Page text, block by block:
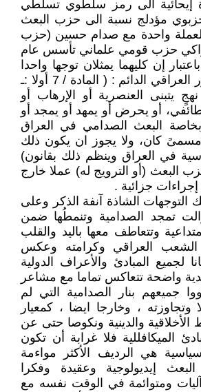
إيحائية الى رمز سلطوي تسلطي
حزبوي مؤدلج نسبة الى حزب البعث
لعملة واحدة مع صدام حسين (حزب
حزب قومي علماني تأسس عام
إن كليهما يمثلان توجها واحدا
وكما جاء في الدستور العراقي الدائم : ( المادة / 7 أولا :ـ
يتبنى العنصرية أو الإرهاب أو
أو يحرض أو يمهد أو يمجد أو
البعث الصدامي في العراق
كان، ولا يجوز ان يكون ذلك
في العراق وينظم ذلك بقانون)
البعث (أو الترويج له) عملا خارج
إجراءات جزائية .
التوجهات الشاذة آنفة الذكر وعلى
تمجد الصدامية وتنمطُها ضمن
وتتعاطف معها باليد والقلب
العراقي وكرامته وعكس
لجميع المبادئ والأعراف الدولية
واضحة تتعاكس تماما مع مشاعر
جميعهم بنار الصدامية التي لم
، وخارجا ايضا ، كمعيار
الأخلاقية والدينية ونكوصا حتى عن
الميكافللية فلا غرابة أن تكون
هي الرديف الأكثر مواءمة
إيديولوجية وعقيدة وفكرا
ومتوائمة في الوقت نفسه مع